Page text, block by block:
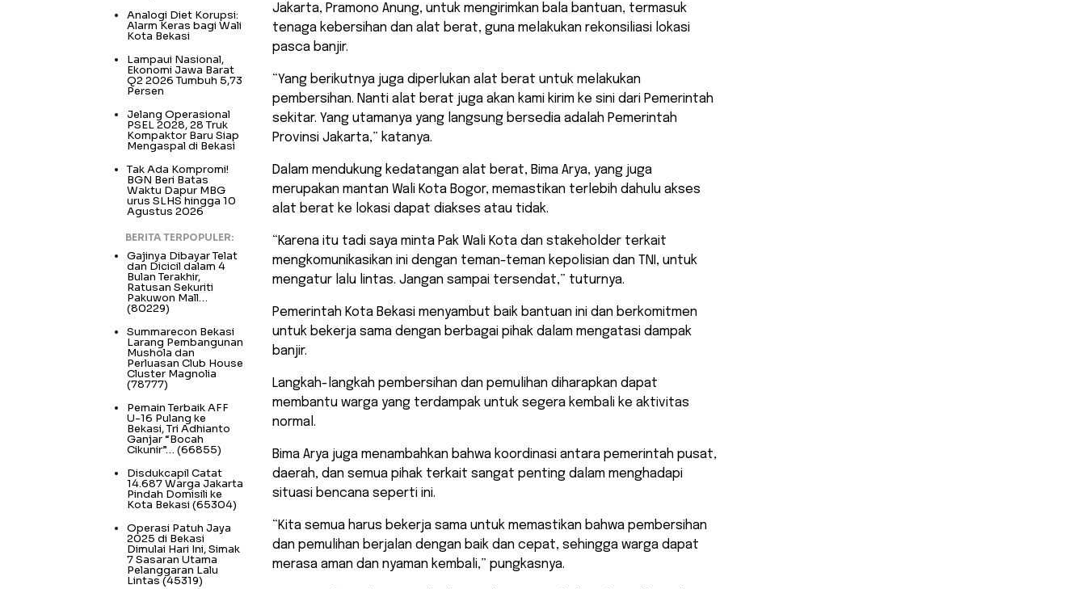
Jakarta, Pramono Anung, untuk mengirimkan bala bantuan, termasuk
tenaga kebersihan dan alat berat, guna melakukan rekonsiliasi lokasi
pasca banjir.
“Yang berikutnya juga diperlukan alat berat untuk melakukan
pembersihan. Nanti alat berat juga akan kami kirim ke sini dari Pemerintah
sekitar. Yang utamanya yang langsung bersedia adalah Pemerintah
Provinsi Jakarta,” katanya.
Dalam mendukung kedatangan alat berat, Bima Arya, yang juga
merupakan mantan Wali Kota Bogor, memastikan terlebih dahulu akses
alat berat ke lokasi dapat diakses atau tidak.
“Karena itu tadi saya minta Pak Wali Kota dan stakeholder terkait
mengkomunikasikan ini dengan teman-teman kepolisian dan TNI, untuk
mengatur lalu lintas. Jangan sampai tersendat,” tuturnya.
Pemerintah Kota Bekasi menyambut baik bantuan ini dan berkomitmen
untuk bekerja sama dengan berbagai pihak dalam mengatasi dampak
banjir.
Langkah-langkah pembersihan dan pemulihan diharapkan dapat
membantu warga yang terdampak untuk segera kembali ke aktivitas
normal.
Bima Arya juga menambahkan bahwa koordinasi antara pemerintah pusat,
daerah, dan semua pihak terkait sangat penting dalam menghadapi
situasi bencana seperti ini.
“Kita semua harus bekerja sama untuk memastikan bahwa pembersihan
dan pemulihan berjalan dengan baik dan cepat, sehingga warga dapat
merasa aman dan nyaman kembali,” pungkasnya.
Analogi Diet Korupsi:
Alarm Keras bagi Wali
Kota Bekasi
Lampaui Nasional,
Ekonomi Jawa Barat
Q2 2026 Tumbuh 5,73
Persen
Jelang Operasional
PSEL 2028, 28 Truk
Kompaktor Baru Siap
Mengaspal di Bekasi
Tak Ada Kompromi!
BGN Beri Batas
Waktu Dapur MBG
urus SLHS hingga 10
Agustus 2026
BERITA TERPOPULER:
Gajinya Dibayar Telat
dan Dicicil dalam 4
Bulan Terakhir,
Ratusan Sekuriti
Pakuwon Mall…
(80229)
Summarecon Bekasi
Larang Pembangunan
Mushola dan
Perluasan Club House
Cluster Magnolia
(78777)
Pemain Terbaik AFF
U-16 Pulang ke
Bekasi, Tri Adhianto
Ganjar “Bocah
Cikunir”… (66855)
Disdukcapil Catat
14.687 Warga Jakarta
Pindah Domisili ke
Kota Bekasi (65304)
Operasi Patuh Jaya
2025 di Bekasi
Dimulai Hari Ini, Simak
7 Sasaran Utama
Pelanggaran Lalu
Lintas(45319)